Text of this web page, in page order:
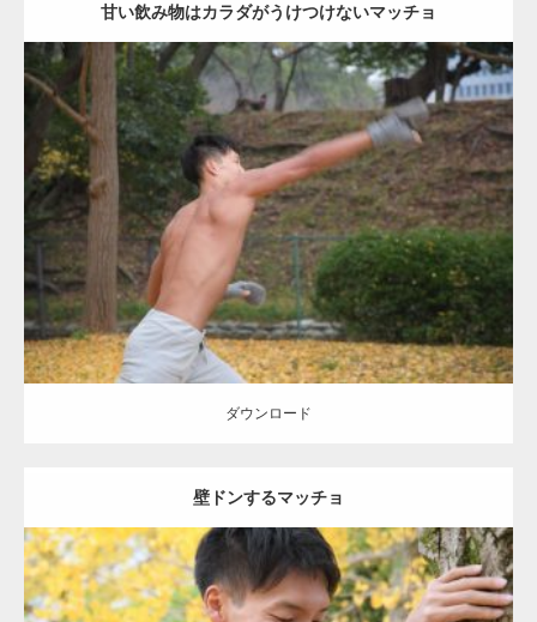
甘い飲み物はカラダがうけつけないマッチョ
Update:2021.07.8
Category: 公園のマッチョ その他 AKIHITO(細マッチョ) 背中
ダウンロード
ダウンロード
壁ドンするマッチョ